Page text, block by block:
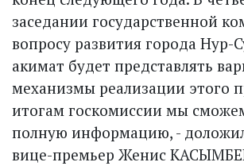
заседании государственной
вопросу развития города Нур-
акимат будет представлять
механизмы реализации этого
итогам госкомиссии мы
полную информацию, -
вице-премьер Женис